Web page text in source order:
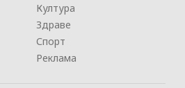
Култура
Здраве
Спорт
Реклама